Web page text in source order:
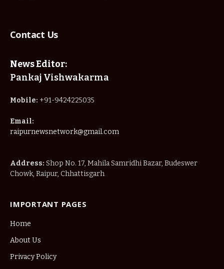
Contact Us
News Editor:
Pankaj Vishwakarma
Mobile: +91-9424225035
Email:
raipurnewsnetwork@gmail.com
Address: Shop No. 17, Mahila Samridhi Bazar, Budeswer
Chowk, Raipur, Chhattisgarh
IMPORTANT PAGES
Home
About Us
Privacy Policy